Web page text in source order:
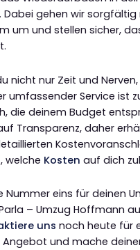
Dabei gehen wir sorgfältig
um und stellen sicher,
nicht nur Zeit und
umfassender Service ist
die deinem Budget
Transparenz, daher
welche Kosten auf dich
Nummer eins für deinen
– Umzug Hoffmann
uns noch heute für
und mache